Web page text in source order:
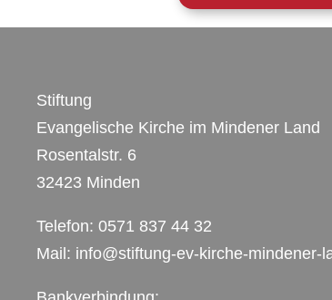
Stiftung
Evangelische Kirche im Mindener Land
Rosentalstr. 6
32423 Minden
Telefon: 0571 837 44 32
Mail: info@stiftung-ev-kirche-mindener-